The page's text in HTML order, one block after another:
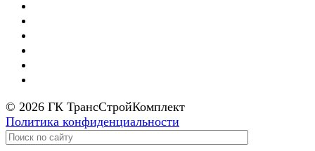
© 2026 ГК ТрансСтройКомплект
Политика конфиденциальности